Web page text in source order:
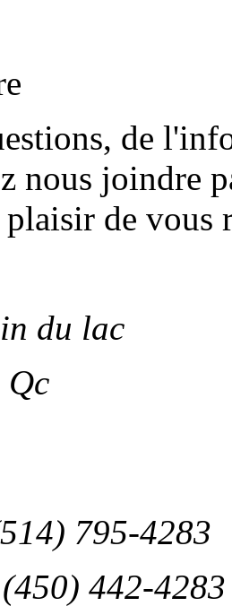
de
nous joindre
de vous
du lac
795-4283
442-4283